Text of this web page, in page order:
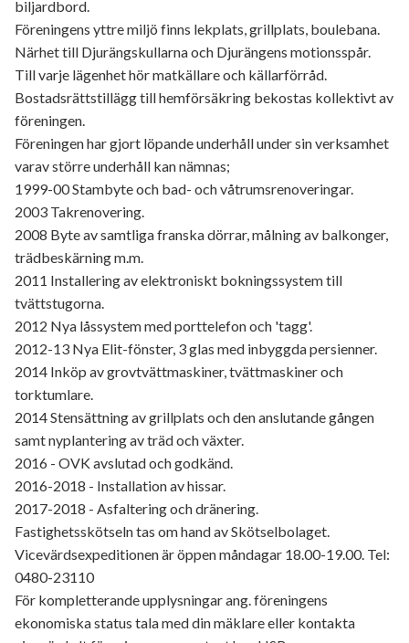
biljardbord.
Föreningens yttre miljö finns lekplats, grillplats, boulebana.
Närhet till Djurängskullarna och Djurängens motionsspår.
Till varje lägenhet hör matkällare och källarförråd.
Bostadsrättstillägg till hemförsäkring bekostas kollektivt av
föreningen.
Föreningen har gjort löpande underhåll under sin verksamhet
varav större underhåll kan nämnas;
1999-00 Stambyte och bad- och våtrumsrenoveringar.
2003 Takrenovering.
2008 Byte av samtliga franska dörrar, målning av balkonger,
trädbeskärning m.m.
2011 Installering av elektroniskt bokningssystem till
tvättstugorna.
2012 Nya låssystem med porttelefon och 'tagg'.
2012-13 Nya Elit-fönster, 3 glas med inbyggda persienner.
2014 Inköp av grovtvättmaskiner, tvättmaskiner och
torktumlare.
2014 Stensättning av grillplats och den anslutande gången
samt nyplantering av träd och växter.
2016 - OVK avslutad och godkänd.
2016-2018 - Installation av hissar.
2017-2018 - Asfaltering och dränering.
Fastighetsskötseln tas om hand av Skötselbolaget.
Vicevärdsexpeditionen är öppen måndagar 18.00-19.00. Tel:
0480-23110
För kompletterande upplysningar ang. föreningens
ekonomiska status tala med din mäklare eller kontakta